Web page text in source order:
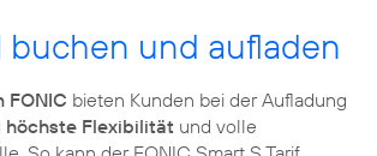
buchen und aufladen
FONIC bieten Kunden bei der Aufladung
höchste Flexibilität und volle